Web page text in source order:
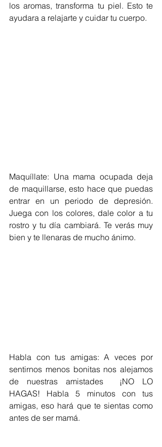
los aromas, transforma tu piel. Esto te
ayudara a relajarte y cuidar tu cuerpo.
Maquíllate: Una mama ocupada deja
de maquillarse, esto hace que puedas
entrar en un periodo de depresión.
Juega con los colores, dale color a tu
rostro y tu día cambiará. Te verás muy
bien y te llenaras de mucho ánimo.
Habla con tus amigas: A veces por
sentirnos menos bonitas nos alejamos
de nuestras amistades  ¡NO LO
HAGAS! Habla 5 minutos con tus
amigas, eso hará que te sientas como
antes de ser mamá.